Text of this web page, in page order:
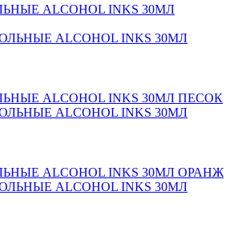
ALCOHOL INKS 30МЛ
ALCOHOL INKS 30МЛ ПЕСОК
ALCOHOL INKS 30МЛ ОРАНЖ